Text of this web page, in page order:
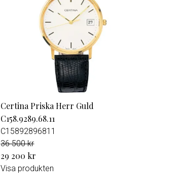
Certina Priska Herr Guld
C158.9289.68.11
C15892896811
36 500 kr
29 200 kr
Visa produkten